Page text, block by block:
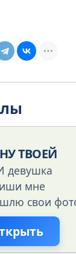
ТВОЕЙ
девушка
мне
свои